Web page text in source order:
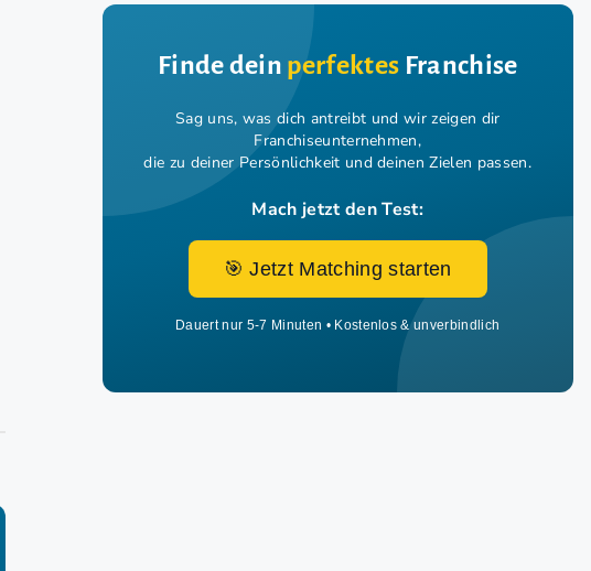
Finde dein perfektes Franchise
Sag uns, was dich antreibt und wir zeigen dir
Franchiseunternehmen,
die zu deiner Persönlichkeit und deinen Zielen passen.
Mach jetzt den Test:
🎯 Jetzt Matching starten
Dauert nur 5-7 Minuten • Kostenlos & unverbindlich